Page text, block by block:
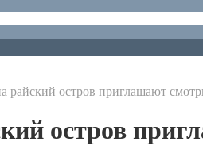
райский остров приглашают
остров